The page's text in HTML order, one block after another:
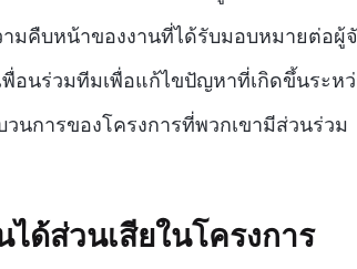
ามคืบหน้าของงานที่ได้รับมอบหมายต่อผู้
พื่อนร่วมทีมเพื่อแก้ไขปัญหาที่เกิดขึ้นระห
นการของโครงการที่พวกเขามีส่วนร่วม
ได้ส่วนเสียในโครงการ